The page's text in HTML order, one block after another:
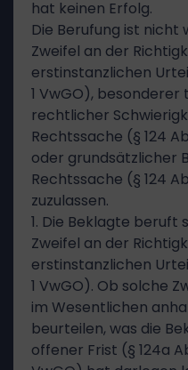
hat keinen Erfolg.
Die Berufung ist
Zweifel an der
erstinstanzlichen
1 VwGO),
rechtlicher
Rechtssache (§ 124
oder grundsätzlicher
Rechtssache (§ 124
zuzulassen.
1. Die Beklagte beruft
Zweifel an der
erstinstanzlichen
1 VwGO). Ob solche
im Wesentlichen
beurteilen, was die
offener Frist (§ 124a